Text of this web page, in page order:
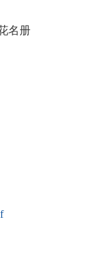
贴申请花名册